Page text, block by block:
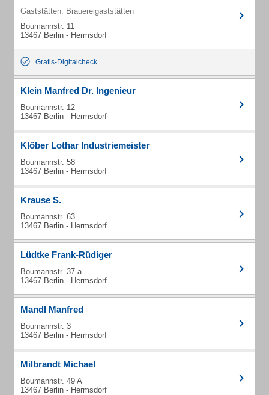
Gaststätten: Brauereigaststätten
Boumannstr. 11
13467 Berlin - Hermsdorf
Gratis-Digitalcheck
Klein Manfred Dr. Ingenieur
Boumannstr. 12
13467 Berlin - Hermsdorf
Klöber Lothar Industriemeister
Boumannstr. 58
13467 Berlin - Hermsdorf
Krause S.
Boumannstr. 63
13467 Berlin - Hermsdorf
Lüdtke Frank-Rüdiger
Boumannstr. 37 a
13467 Berlin - Hermsdorf
Mandl Manfred
Boumannstr. 3
13467 Berlin - Hermsdorf
Milbrandt Michael
Boumannstr. 49 A
13467 Berlin - Hermsdorf